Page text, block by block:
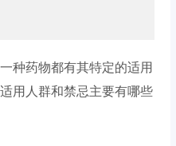
种药物都有其特定的适用
用人群和禁忌主要有哪些